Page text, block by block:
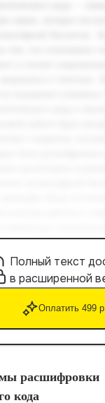
Полный текст
в расширенной
Оплатить 499
расшифровки
кода